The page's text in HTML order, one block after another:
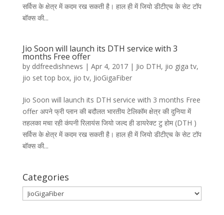
सर्विस के क्षेत्र में कदम रख सकती है। हाल ही में जियो डीटीएच के सेट टॉप
बॉक्स की...
Jio Soon will launch its DTH service with 3
months Free offer
by ddfreedishnews | Apr 4, 2017| Jio DTH, jio giga tv,
jio set top box, jio tv, JioGigaFiber
Jio Soon will launch its DTH service with 3 months Free
offer अपने फ्री प्लान की बदौलत भारतीय टेलिकॉम क्षेत्र की दुनिया में
तहलका मचा रही कंपनी रिलायंस जियो जल्द ही डायरेक्ट टु होम (DTH )
सर्विस के क्षेत्र में कदम रख सकती है। हाल ही में जियो डीटीएच के सेट टॉप
बॉक्स की...
Categories
Categories